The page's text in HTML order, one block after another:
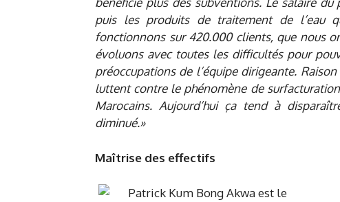
puis les produits de traitement de l’eau
fonctionnons sur 420.000 clients, que nous
évoluons avec toutes les difficultés pour
préoccupations de l’équipe dirigeante.
luttent contre le phénomène de
Marocains. Aujourd’hui ça tend à
diminué.»
Maîtrise des effectifs